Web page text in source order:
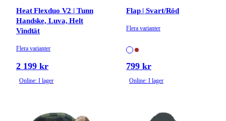
Heat Flexduo V2 | Tunn
Handske, Luva, Helt
Vindtät
Flera varianter
2 199 kr
Online: I lager
Flap | Svart/Röd
Flera varianter
799 kr
Online: I lager